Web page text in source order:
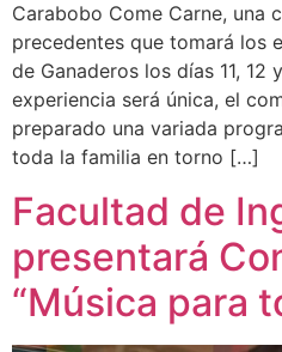
Carabobo Come Carne, una
precedentes que tomará los
de Ganaderos los días 11, 12
experiencia será única, el
preparado una variada
toda la familia en torno […]
Facultad de
presentará
“Música para